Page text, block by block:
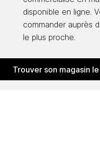
disponible en ligne.
commander auprès
le plus proche.
Trouver son magasin